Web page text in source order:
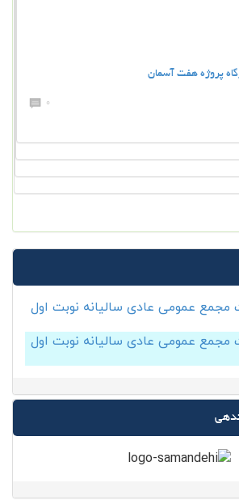
پروژه هفت آسمان
0
عمومی عادی سالیانه نوبت اول
عمومی عادی سالیانه نوبت اول